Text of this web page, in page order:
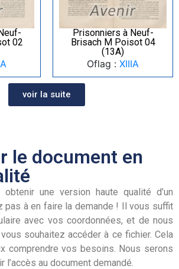
02
Prisonniers à Neuf-
Brisach M Poisot 04
(13A)
Oflag : XIIIA
voir la suite
le document en
une version haute qualité d’un
pas à en faire la demande ! Il vous suffit
avec vos coordonnées, et de nous
souhaitez accéder à ce fichier. Cela
comprendre vos besoins. Nous serons
au document demandé.